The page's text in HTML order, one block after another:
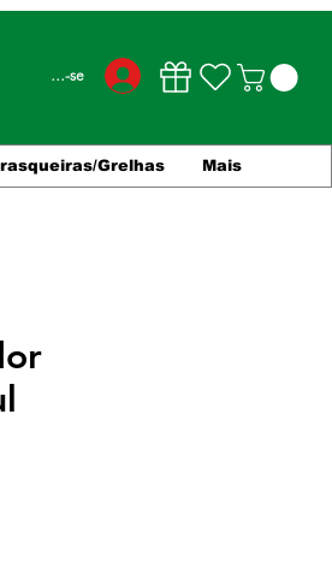
Conecte-se
Grelhas Mais